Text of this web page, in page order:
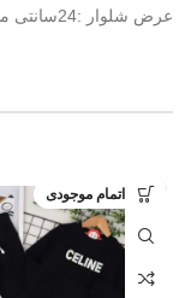
عرض شلوار :24سانتی متر
اتمام موجودی